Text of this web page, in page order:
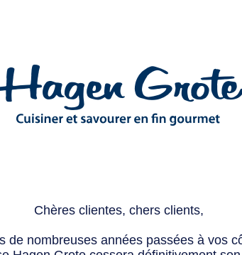
Chères clientes, chers clients,
de nombreuses années passées à vos